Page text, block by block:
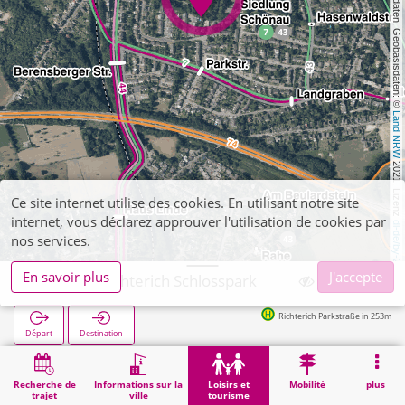
, Kartendaten, Geobasisdaten: ©
Land NRW
2021, Lizenz
dl-de/by-2-0
Recherche de
trajet
Informations sur la
ville
Loisirs et
tourisme
Mobilité plus
Aachen, Richterich Schlosspark
Départ Destination
Richterich Parkstraße in 253m
Démarrage Loisirs et tourisme Aachen, Richterich Schlosspark
Ce site internet utilise des cookies. En utilisant notre site
internet, vous déclarez approuver l'utilisation de cookies par
nos services.
En savoir plus
J'accepte